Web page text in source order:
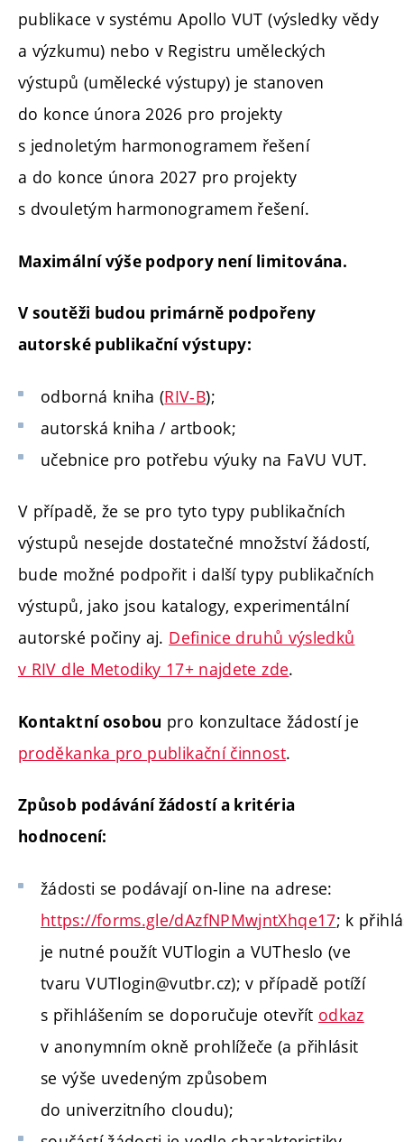
publikace v systému Apollo VUT (výsledky vědy
a výzkumu) nebo v Registru uměleckých
výstupů (umělecké výstupy) je stanoven
do konce února 2026 pro projekty
s jednoletým harmonogramem řešení
a do konce února 2027 pro projekty
s dvouletým harmonogramem řešení.
Maximální výše podpory není limitována.
V soutěži budou primárně podpořeny
autorské publikační výstupy:
odborná kniha (RIV-B);
autorská kniha / artbook;
učebnice pro potřebu výuky na FaVU VUT.
V případě, že se pro tyto typy publikačních
výstupů nesejde dostatečné množství žádostí,
bude možné podpořit i další typy publikačních
výstupů, jako jsou katalogy, experimentální
autorské počiny aj. Definice druhů výsledků
v RIV dle Metodiky 17+ najdete zde.
Kontaktní osobou pro konzultace žádostí je
proděkanka pro publikační činnost.
Způsob podávání žádostí a kritéria
hodnocení:
žádosti se podávají on-line na adrese:
https://forms.gle/dAzfNPMwjntXhqe17; k
je nutné použít VUTlogin a VUTheslo (ve
tvaru VUTlogin@vutbr.cz); v případě potíží
s přihlášením se doporučuje otevřít odkaz
v anonymním okně prohlížeče (a přihlásit
se výše uvedeným způsobem
do univerzitního cloudu);